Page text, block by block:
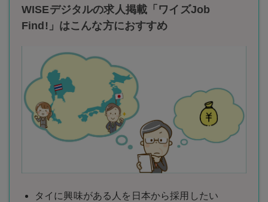
WISEデジタルの求人掲載「ワイズJob
Find!」はこんな方におすすめ
タイに興味がある人を日本から採用したい